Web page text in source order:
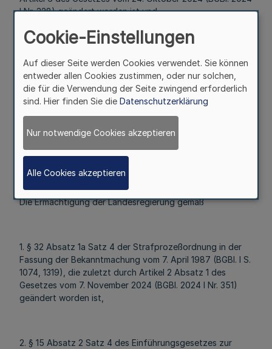
I Nr. 328) geändert worden ist und
verordnet die Landesregierung:
§ 1
Mehr
Die Ermächtigung der Landesregierung gemäß
1. § 32 Absatz 1a Satz 4 der Strafprozeßordnung in der
Fassung der Bekanntmachung vom 7. April 1987 (BGBl. I S.
1074, 1319), die zuletzt durch Artikel 2 Absatz 1 des
Gesetzes vom 7. November 2024 (BGBl. 2024 I Nr. 351)
geändert worden ist,
2. § 15 Absatz 2 Satz 4 des Einführungsgesetzes zur
Cookie-Einstellungen
Auf dieser Seite werden Cookies verwendet. Sie können
entweder allen Cookies zustimmen, oder nur solchen,
die für die Verwendung der Seite zwingend erforderlich
sind. Hier finden Sie die Datenschutzerklärung
Nur notwendige Cookies akzeptieren
Alle Cookies akzeptieren